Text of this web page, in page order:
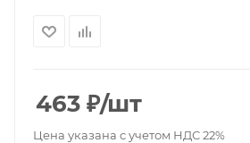
463 ₽/шт
Цена указана с учетом НДС 22%